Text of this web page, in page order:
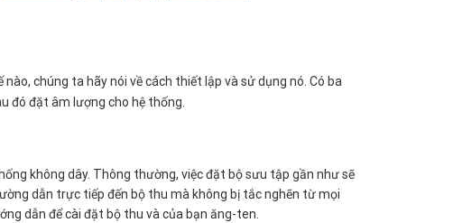
chúng ta hãy nói về cách thiết lập và sử dụng nó. Có ba
đó đặt âm lượng cho hệ thống.
không dây. Thông thường, việc đặt bộ sưu tập gần như sẽ
dẫn trực tiếp đến bộ thu mà không bị tắc nghẽn từ mọi
dẫn để cài đặt bộ thu và của bạn ăng-ten.